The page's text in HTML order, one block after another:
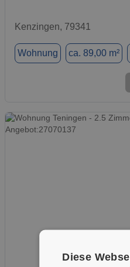
Kenzingen, 79341
Wohnung ca. 89,00 m²
Diese